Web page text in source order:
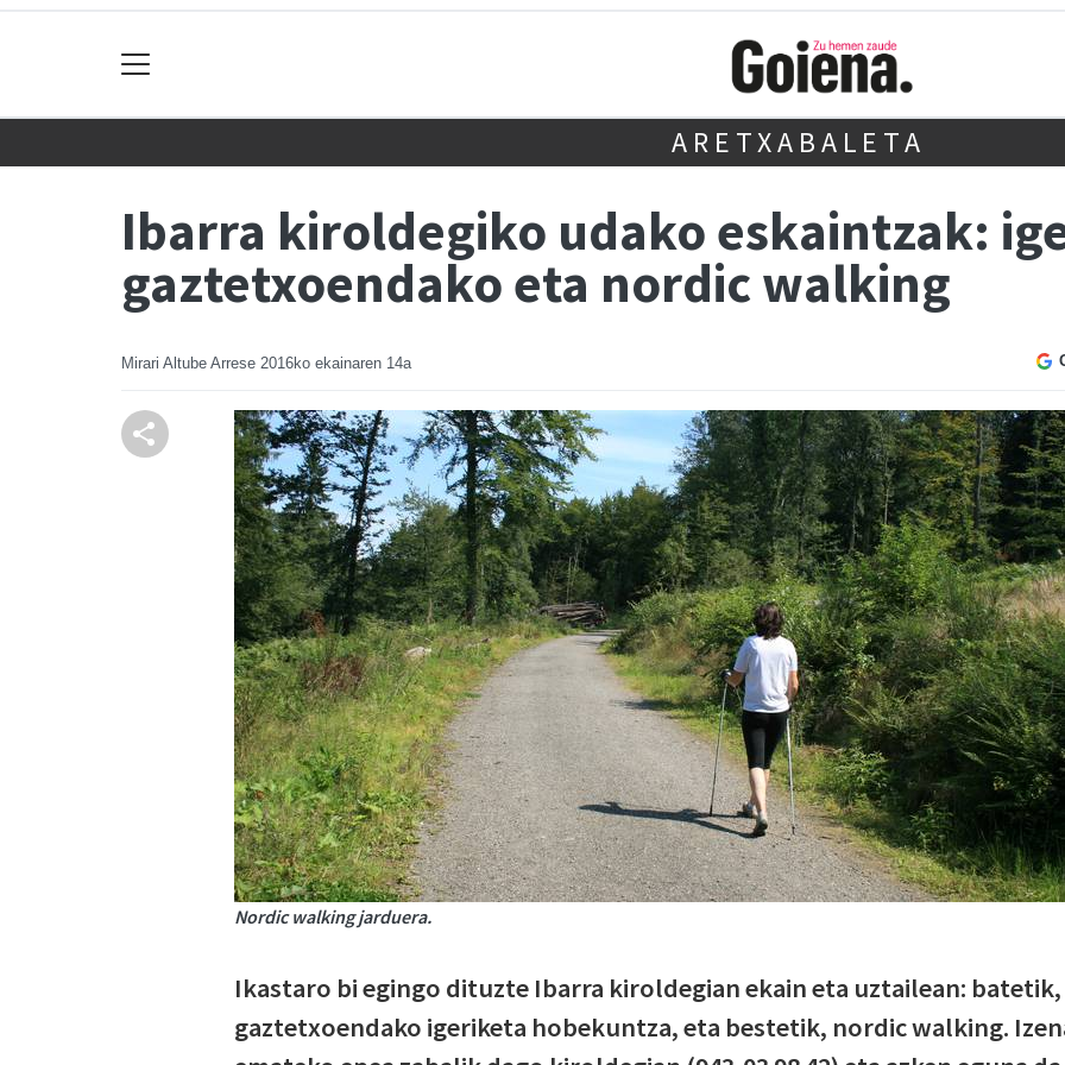
ARETXABALETA
Ibarra kiroldegiko udako eskaintzak:
gaztetxoendako eta nordic walking
Mirari Altube Arrese 2016ko ekainaren 14a
Nordic walking jarduera.
Ikastaro bi egingo dituzte Ibarra kiroldegian ekain eta uztailean: batetik,
gaztetxoendako igeriketa hobekuntza, eta bestetik, nordic walking.